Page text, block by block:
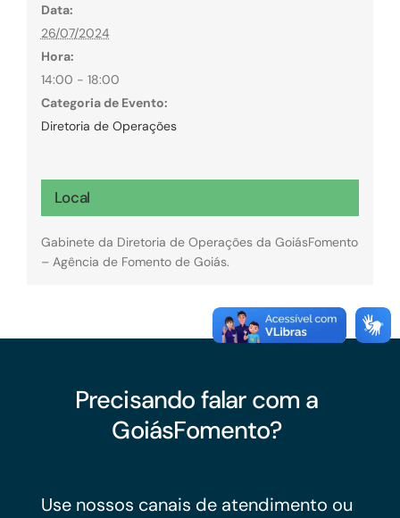
Data:
26/07/2024
Hora:
14:00 - 18:00
Categoria de Evento:
Diretoria de Operações
Local
Gabinete da Diretoria de Operações da GoiásFomento
– Agência de Fomento de Goiás.
Precisando falar com a
GoiásFomento?
Use nossos canais de atendimento ou